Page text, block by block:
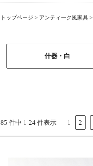
トップページ > アンティーク風家具 >
什器・白
85 件中 1-24 件表示 1 2